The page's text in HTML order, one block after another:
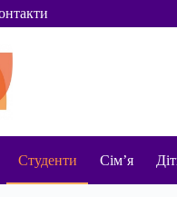
Студенти Сім’я